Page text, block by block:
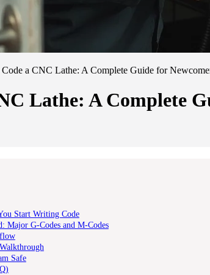
a CNC Lathe: A Complete Guide for
Lathe: A Complete
Start Writing Code
Major G-Codes and M-Codes
Safe